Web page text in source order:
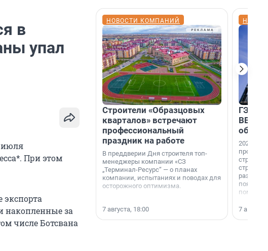
в
упал
июля
При этом
экспорта
накопленные за
числе Ботсвана
НОВОСТИ КОМПАНИЙ
Строители «Образцовых
кварталов» встречают
профессиональный
праздник на работе
В преддверии Дня строителя топ-
менеджеры компании «СЗ
„Терминал-Ресурс“ — о планах
компании, испытаниях и поводах для
осторожного оптимизма.
7 августа, 18:00
ГЭС,
ВВП: в
об
2026-й —
раз. В
7